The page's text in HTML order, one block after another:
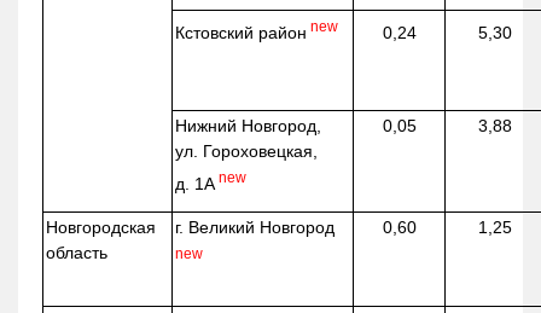
Кстовский район new 0,24 5,30
Нижний Новгород,
ул. Гороховецкая,
д. 1А new
0,05 3,88
Новгородская
область
г. Великий Новгород
new
0,60 1,25